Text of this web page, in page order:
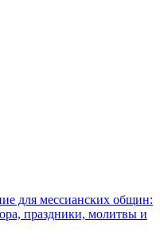
для мессианских общин:
праздники, молитвы и